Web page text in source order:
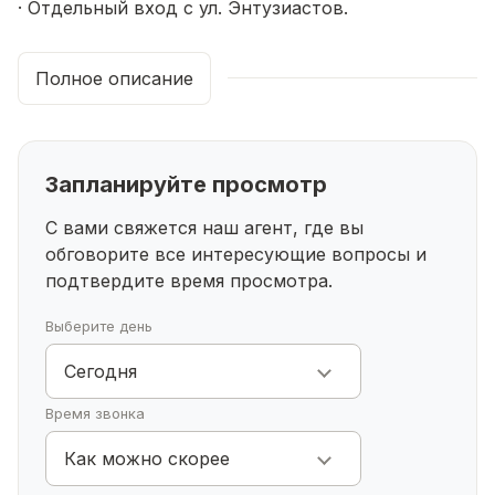
· Отдельный вход с ул. Энтузиастов.
· Готовый дизайнерский ремонт. Чистовая
продуманное освещение.
· Удобная планировка: 95 кв. М. Разделено на 3
зоны.
· Полная готовность: Мебель, 2 санузла.
· Гибкие условия: С мебелью или без.
· Проверенная локация: помещение много лет
успешно работало как бутик дизайнерской
одежды и цех пошива.
Идеально подойдет для:
Полное описание
Запланируйте просмотр
С вами свяжется наш агент, где вы
обговорите все интересующие вопросы и
подтвердите время просмотра.
Выберите день
Сегодня
Время звонка
Как можно скорее